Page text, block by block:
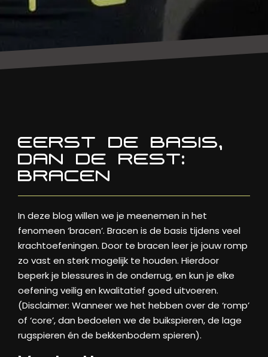
EERST DE BASIS,
DAN DE REST:
BRACEN
In deze blog willen we je meenemen in het
fenomeen ‘bracen’. Bracen is de basis tijdens veel
krachtoefeningen. Door te bracen leer je jouw romp
zo vast en sterk mogelijk te houden. Hierdoor
beperk je blessures in de onderrug, en kun je elke
oefening veilig en kwalitatief goed uitvoeren.
(Disclaimer: Wanneer we het hebben over de ‘romp’
of ‘core’, dan bedoelen we de buikspieren, de lage
rugspieren én de bekkenbodem spieren).